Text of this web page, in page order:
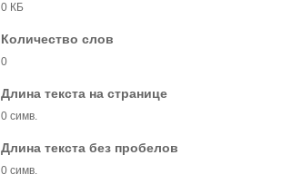
0 КБ
Количество слов
0
Длина текста на странице
0 симв.
Длина текста без пробелов
0 симв.